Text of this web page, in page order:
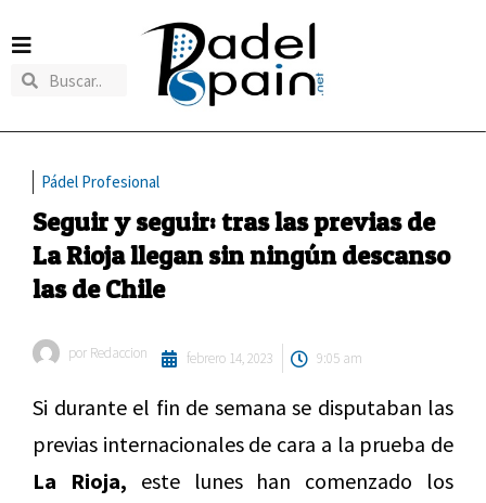
Pádel Profesional
Seguir y seguir: tras las previas de
La Rioja llegan sin ningún descanso
las de Chile
por Redaccion febrero 14, 2023 9:05 am
Si durante el fin de semana se disputaban las
previas internacionales de cara a la prueba de
La Rioja, este lunes han comenzado los